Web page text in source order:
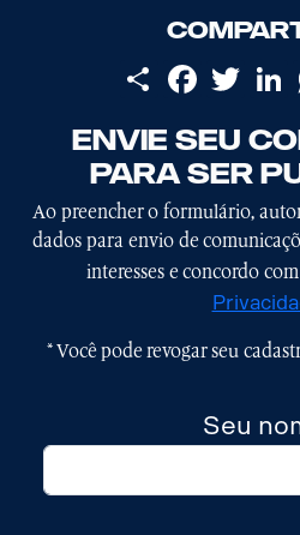
Share
Envie seu
para ser
Ao preencher o formulário,
dados para envio de
interesses e concordo
* Você pode revogar seu
Seu